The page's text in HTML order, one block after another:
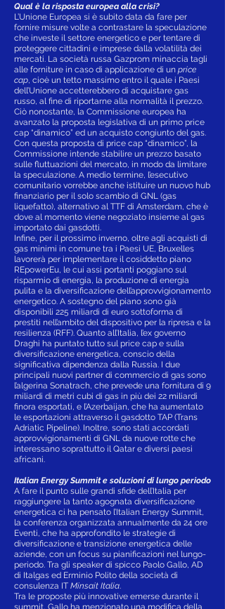
Qual è la risposta europea alla crisi?
L’Unione Europea si è subito data da fare per
fornire misure volte a contrastare la speculazione
che investe il settore energetico e per tentare di
proteggere cittadini e imprese dalla volatilità dei
mercati. La società russa Gazprom minaccia tagli
alle forniture in caso di applicazione di un price
cap, cioè un tetto massimo entro il quale i Paesi
dell’Unione accetterebbero di acquistare gas
russo, al fine di riportarne alla normalità il prezzo.
Ciò nonostante, la Commissione europea ha
avanzato la proposta legislativa di un primo price
cap “dinamico” ed un acquisto congiunto del gas.
Con questa proposta di price cap “dinamico”, la
Commissione intende stabilire un prezzo basato
sulle fluttuazioni del mercato, in modo da limitare
la speculazione. A medio termine, l’esecutivo
comunitario vorrebbe anche istituire un nuovo hub
finanziario per il solo scambio di GNL (gas
liquefatto), alternativo al TTF di Amsterdam, che è
dove al momento viene negoziato insieme al gas
importato dai gasdotti.
Infine, per il prossimo inverno, oltre agli acquisti di
gas minimi in comune tra i Paesi UE, Bruxelles
lavorerà per implementare il cosiddetto piano
REpowerEu, le cui assi portanti poggiano sul
risparmio di energia, la produzione di energia
pulita e la diversificazione dell’approvvigionamento
energetico. A sostegno del piano sono già
disponibili 225 miliardi di euro sottoforma di
prestiti nell’ambito del dispositivo per la ripresa e la
resilienza (RFF). Quanto all’Italia, l’ex governo
Draghi ha puntato tutto sul price cap e sulla
diversificazione energetica, conscio della
significativa dipendenza dalla Russia. I due
principali nuovi partner di commercio di gas sono
l’algerina Sonatrach, che prevede una fornitura di 9
miliardi di metri cubi di gas in più dei 22 miliardi
finora esportati, e l’Azerbaijan, che ha aumentato
le esportazioni attraverso il gasdotto TAP (Trans
Adriatic Pipeline). Inoltre, sono stati accordati
approvvigionamenti di GNL da nuove rotte che
interessano soprattutto il Qatar e diversi paesi
africani.
Italian Energy Summit e soluzioni di lungo periodo
A fare il punto sulle grandi sfide dell’Italia per
raggiungere la tanto agognata diversificazione
energetica ci ha pensato l’Italian Energy Summit,
la conferenza organizzata annualmente da 24 ore
Eventi, che ha approfondito le strategie di
diversificazione e transizione energetica delle
aziende, con un focus su pianificazioni nel lungo-
periodo. Tra gli speaker di spicco Paolo Gallo, AD
di Italgas ed Erminio Polito della società di
consulenza IT Minsait Italia.
Tra le proposte più innovative emerse durante il
summit, Gallo ha menzionato una modifica della